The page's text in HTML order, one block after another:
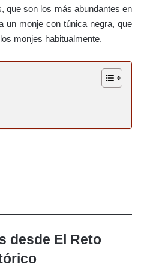
que son los más abundantes en
un monje con túnica negra, que
monjes habitualmente.
desde El Reto